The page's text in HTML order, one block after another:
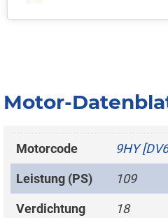
Motor-
Motorcode 9HY
Leistung (PS) 109
Verdichtung 18